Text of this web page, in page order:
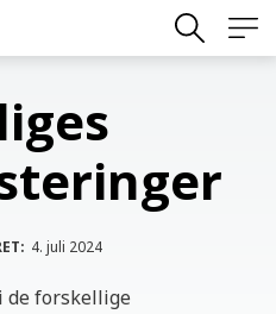
4. juli 2024
de forskellige